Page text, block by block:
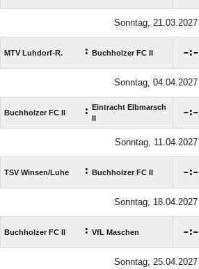
Sonntag, 21.03.2027
MTV Luhdorf-R. : Buchholzer FC II :
Sonntag, 04.04.2027
Buchholzer FC II :
Eintracht Elbmarsch
:
Sonntag, 11.04.2027
TSV Winsen/​Luhe : Buchholzer FC II :
Sonntag, 18.04.2027
Buchholzer FC II : VfL Maschen :
Sonntag, 25.04.2027